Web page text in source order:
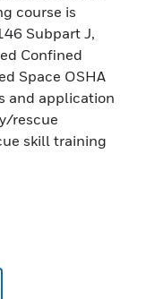
course is
Subpart J,
Confined
Space OSHA
and application
rescue
skill training